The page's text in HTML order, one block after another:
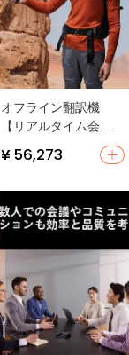
オフライン翻訳機
【リアルタイム会
話・AI対応・多言語
対応・旅行用】
¥ 56,273